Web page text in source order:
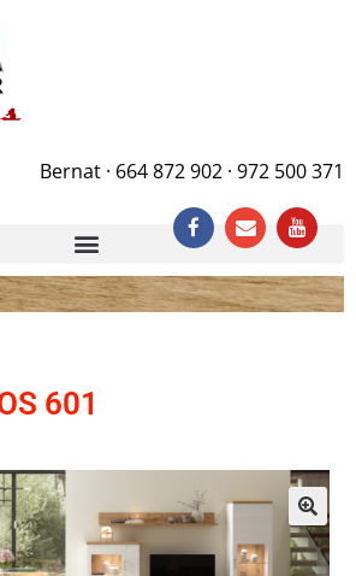
Bernat · 664 872 902 · 972 500 371
601